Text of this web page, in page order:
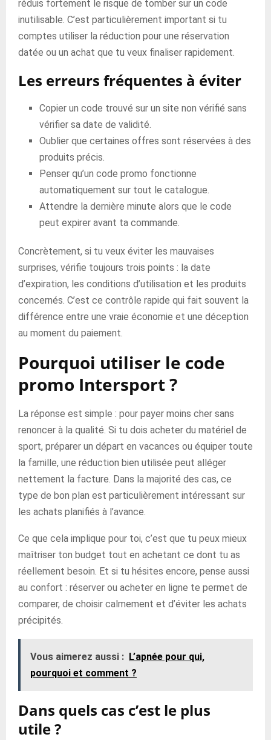
réduis fortement le risque de tomber sur un code
inutilisable. C’est particulièrement important si tu
comptes utiliser la réduction pour une réservation
datée ou un achat que tu veux finaliser rapidement.
Les erreurs fréquentes à éviter
Copier un code trouvé sur un site non vérifié sans
vérifier sa date de validité.
Oublier que certaines offres sont réservées à des
produits précis.
Penser qu’un code promo fonctionne
automatiquement sur tout le catalogue.
Attendre la dernière minute alors que le code
peut expirer avant ta commande.
Concrètement, si tu veux éviter les mauvaises
surprises, vérifie toujours trois points : la date
d’expiration, les conditions d’utilisation et les produits
concernés. C’est ce contrôle rapide qui fait souvent la
différence entre une vraie économie et une déception
au moment du paiement.
Pourquoi utiliser le code
promo Intersport ?
La réponse est simple : pour payer moins cher sans
renoncer à la qualité. Si tu dois acheter du matériel de
sport, préparer un départ en vacances ou équiper toute
la famille, une réduction bien utilisée peut alléger
nettement la facture. Dans la majorité des cas, ce
type de bon plan est particulièrement intéressant sur
les achats planifiés à l’avance.
Ce que cela implique pour toi, c’est que tu peux mieux
maîtriser ton budget tout en achetant ce dont tu as
réellement besoin. Et si tu hésites encore, pense aussi
au confort : réserver ou acheter en ligne te permet de
comparer, de choisir calmement et d’éviter les achats
précipités.
Vous aimerez aussi : L’apnée pour qui,
pourquoi et comment ?
Dans quels cas c’est le plus
utile ?